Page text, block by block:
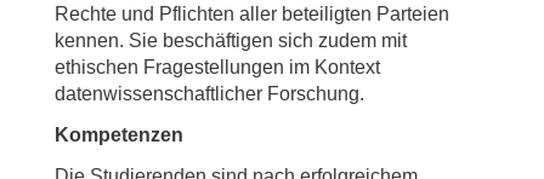
Rechte und Pflichten aller beteiligten Parteien
kennen. Sie beschäftigen sich zudem mit
ethischen Fragestellungen im Kontext
datenwissenschaftlicher Forschung.
Kompetenzen